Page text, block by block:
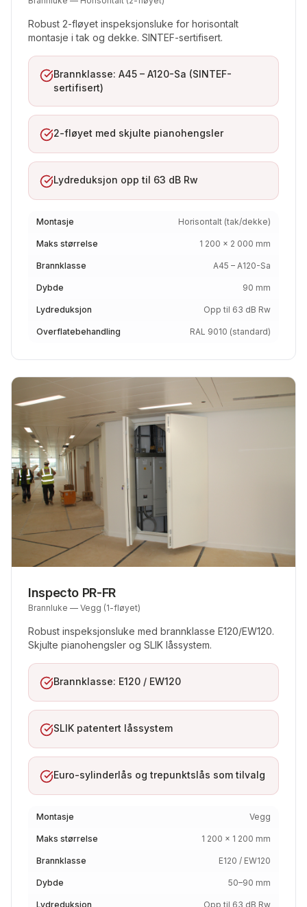
Robust 2-fløyet inspeksjonsluke for horisontalt
montasje i tak og dekke. SINTEF-sertifisert.
Brannklasse: A45 – A120-Sa (SINTEF-
sertifisert)
2-fløyet med skjulte pianohengsler
Lydreduksjon opp til 63 dB Rw
Montasje Horisontalt (tak/dekke)
Maks størrelse 1 200 × 2 000 mm
Brannklasse A45 – A120-Sa
Dybde 90 mm
Lydreduksjon Opp til 63 dB Rw
Overflatebehandling RAL 9010 (standard)
Inspecto PR-FR
Brannluke — Vegg (1-fløyet)
Robust inspeksjonsluke med brannklasse E120/EW120.
Skjulte pianohengsler og SLIK låssystem.
Brannklasse: E120 / EW120
SLIK patentert låssystem
Euro-sylinderlås og trepunktslås som tilvalg
Montasje Vegg
Maks størrelse 1 200 × 1 200 mm
Brannklasse E120 / EW120
Dybde 50–90 mm
Lydreduksjon Opp til 63 dB Rw